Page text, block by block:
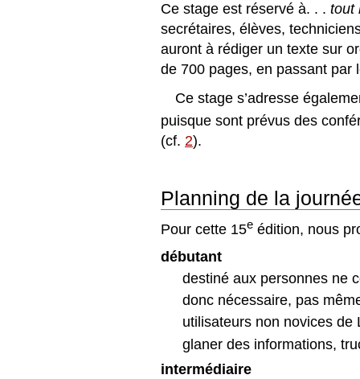
Ce stage est réservé à. . . tout
secrétaires, élèves,
auront à rédiger un texte sur
de 700 pages, en passant par
Ce stage s’adresse
puisque sont prévus des
(cf. 2).
Planning de la
Pour cette 15e édition, nous
débutant
destiné aux personnes ne
donc nécessaire, pas
utilisateurs non novices de
glaner des informations,
intermédiaire